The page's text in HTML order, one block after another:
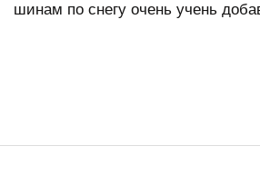
шинам по снегу очень учень